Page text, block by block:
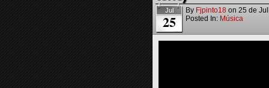
Jul
25
By Fjpinto18 on 25 de
Posted In: Música